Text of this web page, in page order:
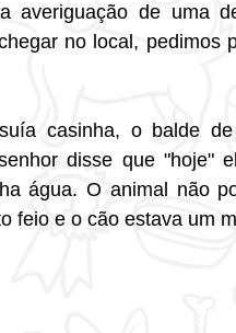
averiguação de uma
no local, pedimos
casinha, o balde
disse que "hoje"
água. O animal não
feio e o cão estava um